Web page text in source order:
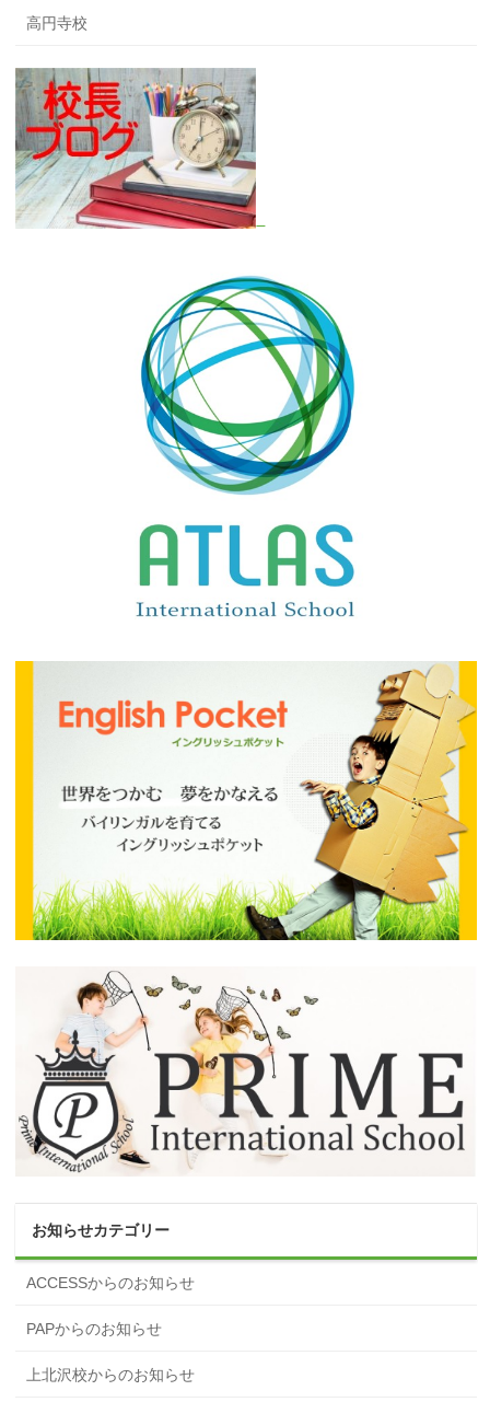
高円寺校
お知らせカテゴリー
ACCESSからのお知らせ
PAPからのお知らせ
上北沢校からのお知らせ